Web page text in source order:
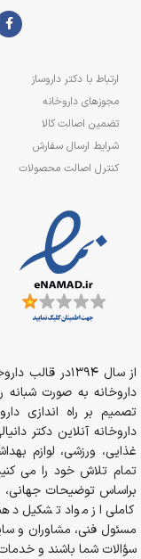
ارتباط با دکتر داروساز
مجوزهای داروخانه
تضمین اصالت کالا
شرایط ارسال سفارش
کنترل اصالت محصولات
تصمیم بر راه اندازی
داروخانه آنلاین دکتر
غذایی، ورزشی، لوازم
تمام تلاش خود را می
براساس توضیحات جهانی،
کاملی از مواد تشکیل
مسئول فنی، مشاوران و
سؤالات شما باشند و خدمات